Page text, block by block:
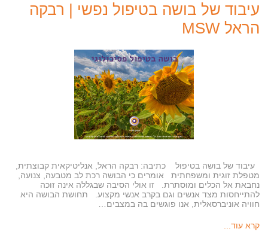
עיבוד של בושה בטיפול נפשי | רבקה
הראל MSW
עיבוד של בושה בטיפול כתיבה: רבקה הראל, אנליטיקאית קבוצתית,
מטפלת זוגית ומשפחתית אומרים כי הבושה רכת לב מטבעה, צנועה,
נחבאת אל הכלים ומוסתרת. זו אולי הסיבה שבגללה אינה זוכה
להתייחסות מצד אנשים וגם בקרב אנשי מקצוע. תחושת הבושה היא
חוויה אוניברסאלית, אנו פוגשים בה במצבים…
קרא עוד...